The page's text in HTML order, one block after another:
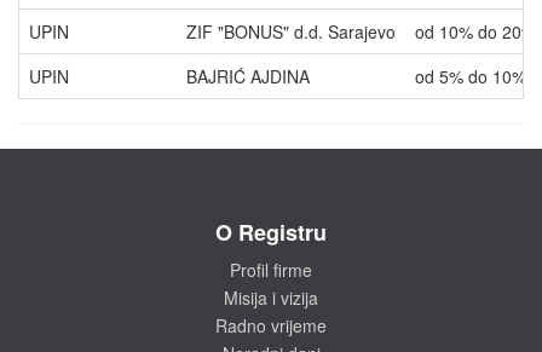
UPIN
ZIF "BONUS" d.d. Sarajevo
od 10% do 20%
UPIN
BAJRIĆ AJDINA od 5% do 10%
O Registru
Profil firme
Misija i vizija
Radno vrijeme